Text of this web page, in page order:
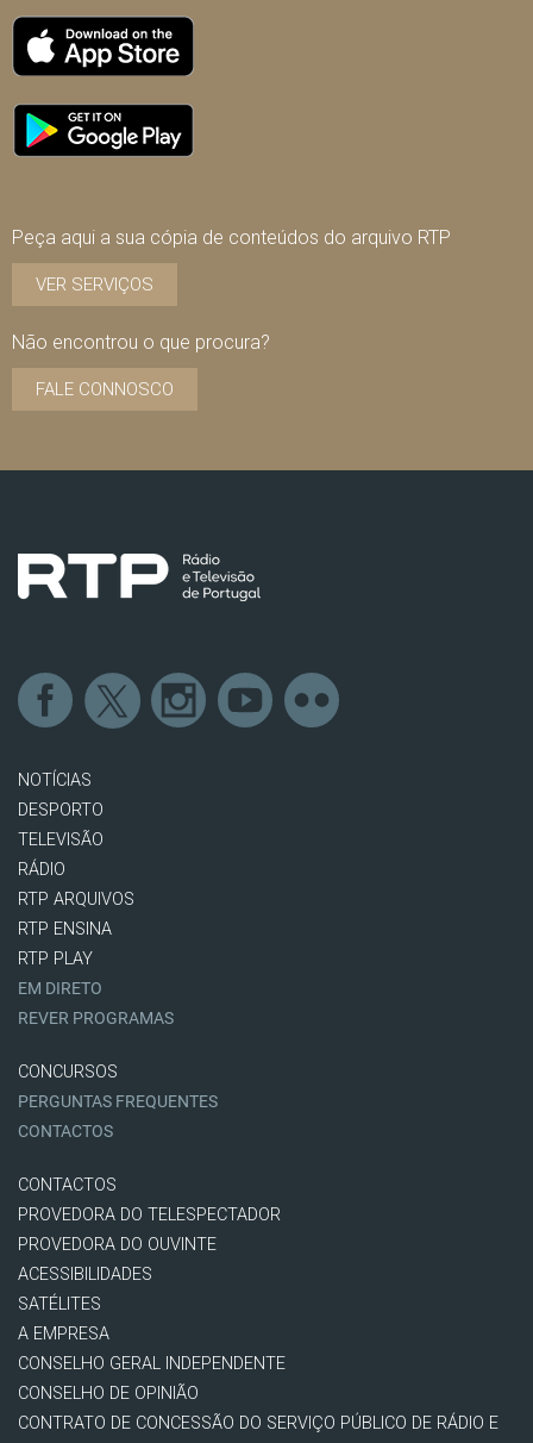
Peça aqui a sua cópia de conteúdos do arquivo RTP
VER SERVIÇOS
Não encontrou o que procura?
FALE CONNOSCO
NOTÍCIAS
DESPORTO
TELEVISÃO
RÁDIO
RTP ARQUIVOS
RTP ENSINA
RTP PLAY
EM DIRETO
REVER PROGRAMAS
CONCURSOS
PERGUNTAS FREQUENTES
CONTACTOS
CONTACTOS
PROVEDORA DO TELESPECTADOR
PROVEDORA DO OUVINTE
ACESSIBILIDADES
SATÉLITES
A EMPRESA
CONSELHO GERAL INDEPENDENTE
CONSELHO DE OPINIÃO
CONTRATO DE CONCESSÃO DO SERVIÇO PÚBLICO DE RÁDIO E